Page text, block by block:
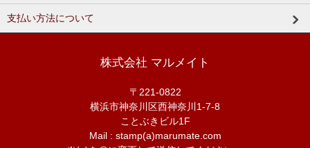
支払い方法について
株式会社 マルメイト
〒221-0822
横浜市神奈川区西神奈川1-7-8
ことぶきビル1F
Mail : stamp(a)marumate.com